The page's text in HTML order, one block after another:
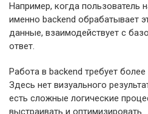
Например, когда пользователь
именно backend обрабатывает
данные, взаимодействует с
ответ.
Работа в backend требует
Здесь нет визуального
есть сложные логические
выстраивать и оптимизировать.